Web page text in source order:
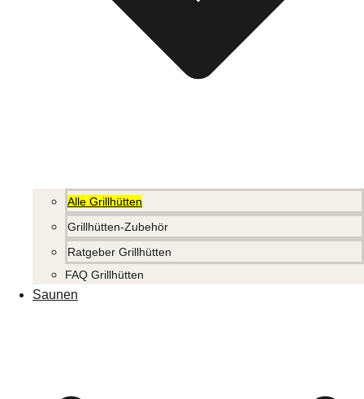
Alle Grillhütten
Grillhütten-Zubehör
Ratgeber Grillhütten
FAQ Grillhütten
Saunen